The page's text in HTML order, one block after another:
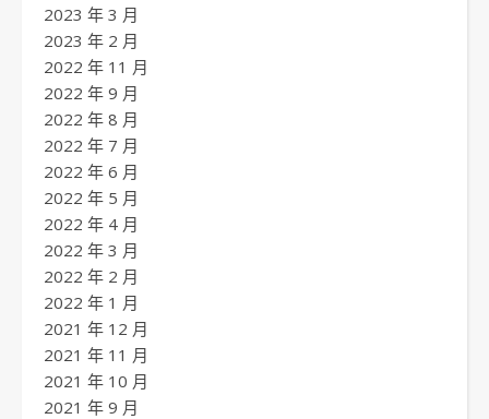
2023 年 3 月
2023 年 2 月
2022 年 11 月
2022 年 9 月
2022 年 8 月
2022 年 7 月
2022 年 6 月
2022 年 5 月
2022 年 4 月
2022 年 3 月
2022 年 2 月
2022 年 1 月
2021 年 12 月
2021 年 11 月
2021 年 10 月
2021 年 9 月